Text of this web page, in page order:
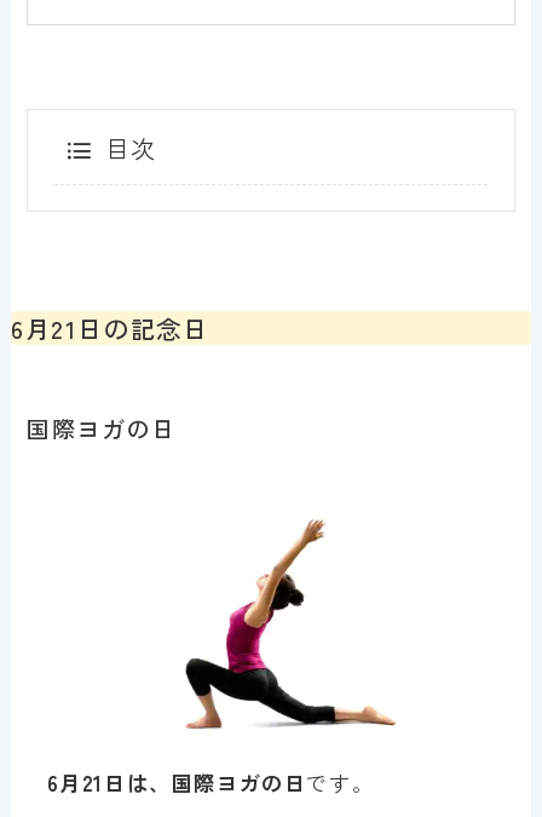
目次
6月21日の記念日
国際ヨガの日
6月21日は、国際ヨガの日 です。